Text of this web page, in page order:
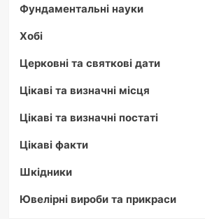
Фундаментальні науки
Хобі
Церковні та святкові дати
Цікаві та визначні місця
Цікаві та визначні постаті
Цікаві факти
Шкідники
Ювелірні вироби та прикраси